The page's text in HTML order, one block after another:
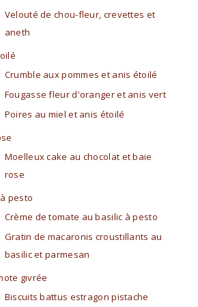
Velouté de chou-fleur, crevettes et
aneth
Crumble aux pommes et anis étoilé
Fougasse fleur d'oranger et anis vert
Poires au miel et anis étoilé
Moelleux cake au chocolat et baie
rose
pesto
Crème de tomate au basilic à pesto
Gratin de macaronis croustillants au
basilic et parmesan
givrée
Biscuits battus estragon pistache